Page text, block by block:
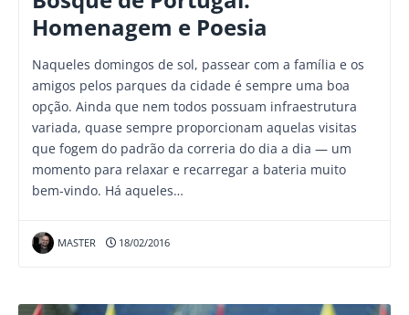
Homenagem e Poesia
Naqueles domingos de sol, passear com a família e os
amigos pelos parques da cidade é sempre uma boa
opção. Ainda que nem todos possuam infraestrutura
variada, quase sempre proporcionam aquelas visitas
que fogem do padrão da correria do dia a dia — um
momento para relaxar e recarregar a bateria muito
bem-vindo. Há aqueles…
MASTER 18/02/2016